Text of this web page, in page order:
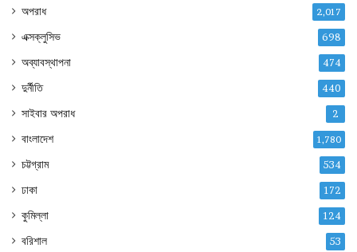
অপরাধ 2,017
এক্সক্লুসিভ 698
অব্যাবস্থাপনা 474
দুর্নীতি 440
সাইবার অপরাধ 2
বাংলাদেশ 1,780
চট্টগ্রাম 534
ঢাকা 172
কুমিল্লা 124
বরিশাল 53